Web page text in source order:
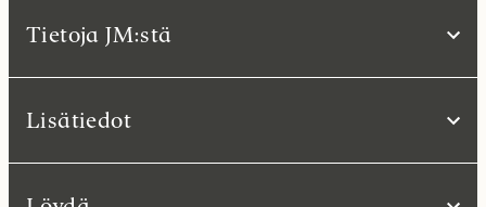
Tietoja JM:stä
Lisätiedot